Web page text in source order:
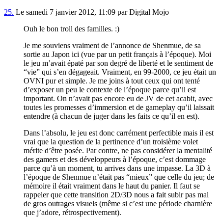
25. Le samedi 7 janvier 2012, 11:09 par Digital Mojo
Ouh le bon troll des familles. :)
Je me souviens vraiment de l’annonce de Shenmue, de sa
sortie au Japon ici (vue par un petit français à l’époque). Moi
le jeu m’avait épaté par son degré de liberté et le sentiment de
“vie” qui s’en dégageait. Vraiment, en 99-2000, ce jeu était un
OVNI pur et simple. Je me joins à tout ceux qui ont tenté
d’exposer un peu le contexte de l’époque parce qu’il est
important. On n’avait pas encore eu de JV de cet acabit, avec
toutes les promesses d’immersion et de gameplay qu’il laissait
entendre (à chacun de juger dans les faits ce qu’il en est).
Dans l’absolu, le jeu est donc carrément perfectible mais il est
vrai que la question de la pertinence d’un troisième volet
mérite d’être posée. Par contre, ne pas considérer la mentalité
des gamers et des développeurs à l’époque, c’est dommage
parce qu’à un moment, tu arrives dans une impasse. La 3D à
l’époque de Shenmue n’était pas “mieux” que celle du jeu; de
mémoire il était vraiment dans le haut du panier. Il faut se
rappeler que cette transition 2D/3D nous a fait subir pas mal
de gros outrages visuels (même si c’est une période charnière
que j’adore, rétrospectivement).